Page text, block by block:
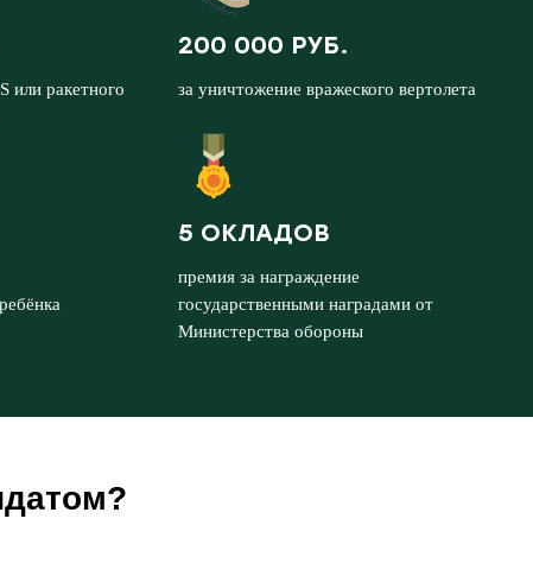
или ракетного
200 000 РУБ.
за уничтожение вражеского вертолета
5 ОКЛАДОВ
премия за награждение
государственными наградами от
Министерства обороны